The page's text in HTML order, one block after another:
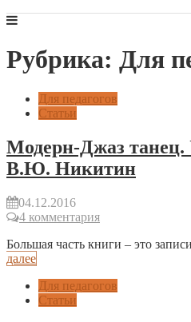
Рубрика: Для
Для педагогов
Статьи
Модерн-Джаз танец.
В.Ю. Никитин
04.12.2016
4 комментария
Большая часть книги – это
далее
Для педагогов
Статьи